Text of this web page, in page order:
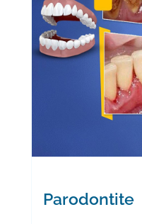
Parodontite